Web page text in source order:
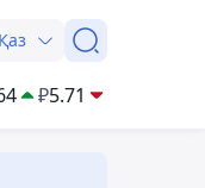
Қаз
₽5.71